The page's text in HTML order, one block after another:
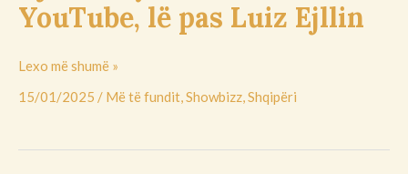
YouTube, lë pas Luiz Ejllin
Lexo më shumë »
15/01/2025 / Më të fundit,Showbizz,Shqipëri